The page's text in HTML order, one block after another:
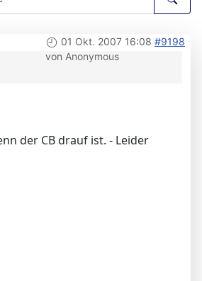
01 Okt. 2007 16:08 #9198
von Anonymous
der CB drauf ist. - Leider